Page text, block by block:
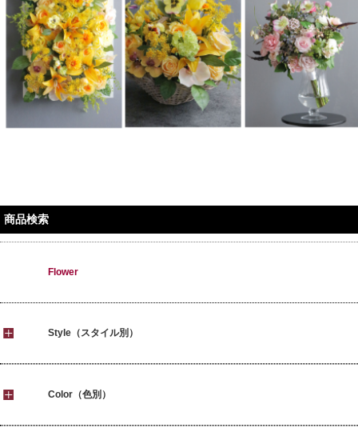
商品検索
Flower
Style（スタイル別）
Color（色別）